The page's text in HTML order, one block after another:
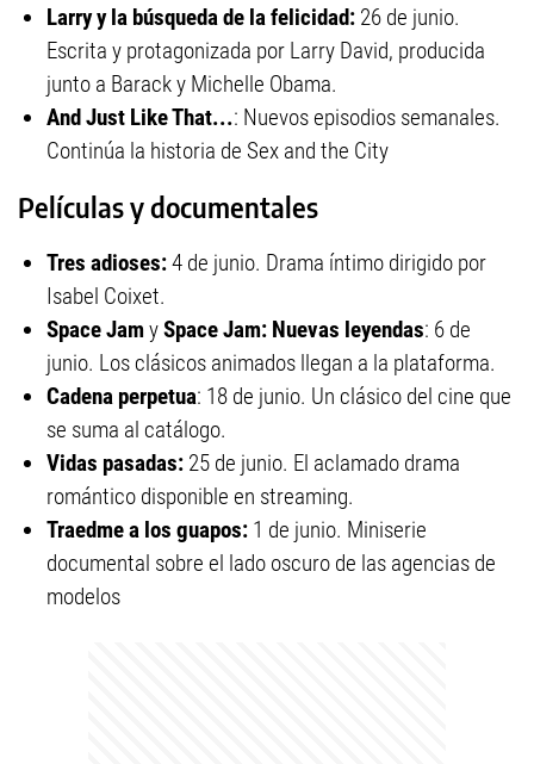
Larry y la búsqueda de la felicidad: 26 de junio.
Escrita y protagonizada por Larry David, producida
junto a Barack y Michelle Obama.
And Just Like That...: Nuevos episodios semanales.
Continúa la historia de Sex and the City
Películas y documentales
Tres adioses:4 de junio. Drama íntimo dirigido por
Isabel Coixet.
Space JamySpace Jam: Nuevas leyendas: 6 de
junio. Los clásicos animados llegan a la plataforma.
Cadena perpetua: 18 de junio. Un clásico del cine que
se suma al catálogo.
Vidas pasadas: 25 de junio. El aclamado drama
romántico disponible en streaming.
Traedme a los guapos: 1 de junio. Miniserie
documental sobre el lado oscuro de las agencias de
modelos